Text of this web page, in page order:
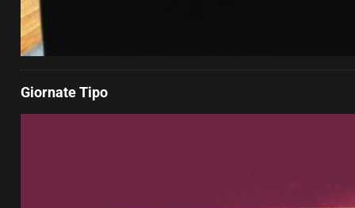
Giornate Tipo